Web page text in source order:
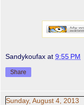
Sandykoufax at 9:55 PM
Share
Sunday, August 4, 2013